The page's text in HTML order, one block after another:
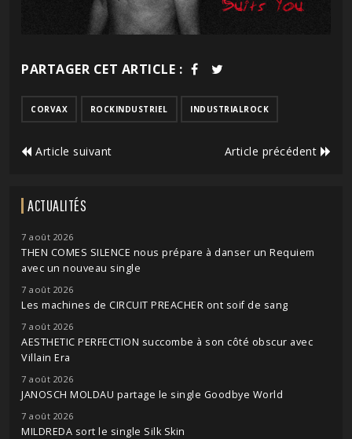
PARTAGER CET ARTICLE :
CORVAX ROCKINDUSTRIEL INDUSTRIALROCK
Article suivant Article précédent
ACTUALITÉS
7 août 2026
THEN COMES SILENCE nous prépare à danser un Requiem
avec un nouveau single
7 août 2026
Les machines de CIRCUIT PREACHER ont soif de sang
7 août 2026
AESTHETIC PERFECTION succombe à son côté obscur avec
Villain Era
7 août 2026
JANOSCH MOLDAU partage le single Goodbye World
7 août 2026
MILDREDA sort le single Silk Skin